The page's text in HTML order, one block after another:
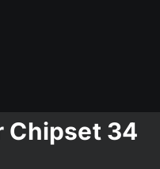
Chipset 34